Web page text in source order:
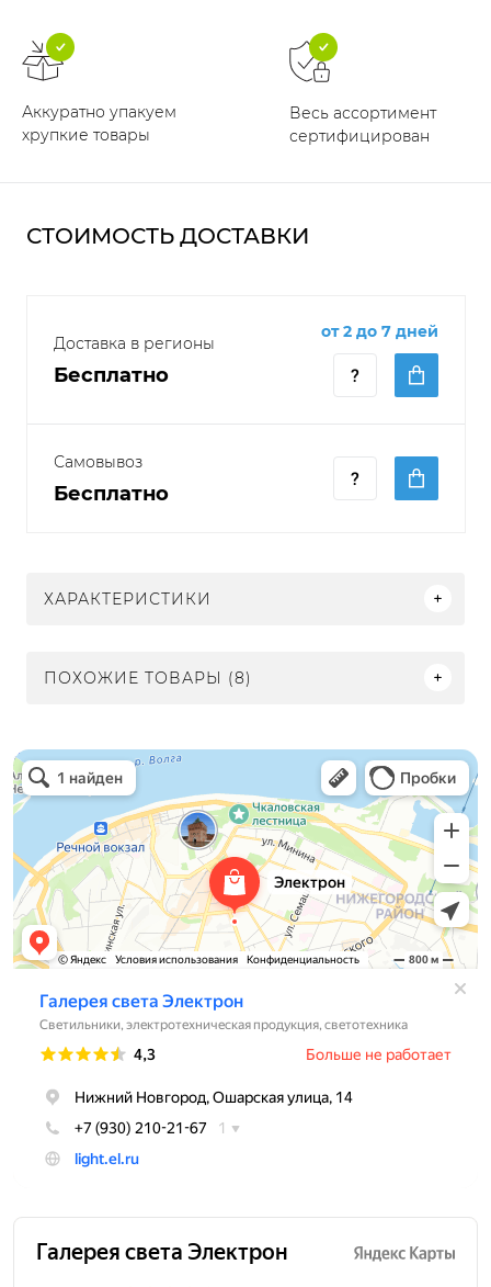
Аккуратно упакуем
хрупкие товары
Весь ассортимент
сертифицирован
СТОИМОСТЬ ДОСТАВКИ
Доставка в регионы
Бесплатно
от 2 до 7 дней
Самовывоз
Бесплатно
ХАРАКТЕРИСТИКИ
ПОХОЖИЕ ТОВАРЫ (8)
Электрон
Светильники в Нижнем Новгороде
Электротехническая продукция в Нижнем Новгороде